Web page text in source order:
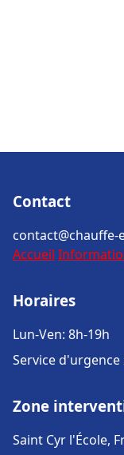
Contact
contact@chauffe-
Accueil
Horaires
Lun-Ven: 8h-19h
Service d'urgence
Zone
Saint Cyr l'École,